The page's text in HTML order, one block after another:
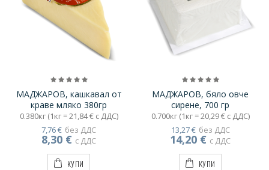
МАДЖАРОВ, кашкавал от
краве мляко 380гр
0.380кг (1кг = 21,84 € с ДДС)
без ДДС
7,76 €
с ДДС
8,30 €
КУПИ
МАДЖАРОВ, бяло овче
сирене, 700 гр
0.700кг (1кг = 20,29 € с ДДС)
без ДДС
13,27 €
с ДДС
14,20 €
КУПИ